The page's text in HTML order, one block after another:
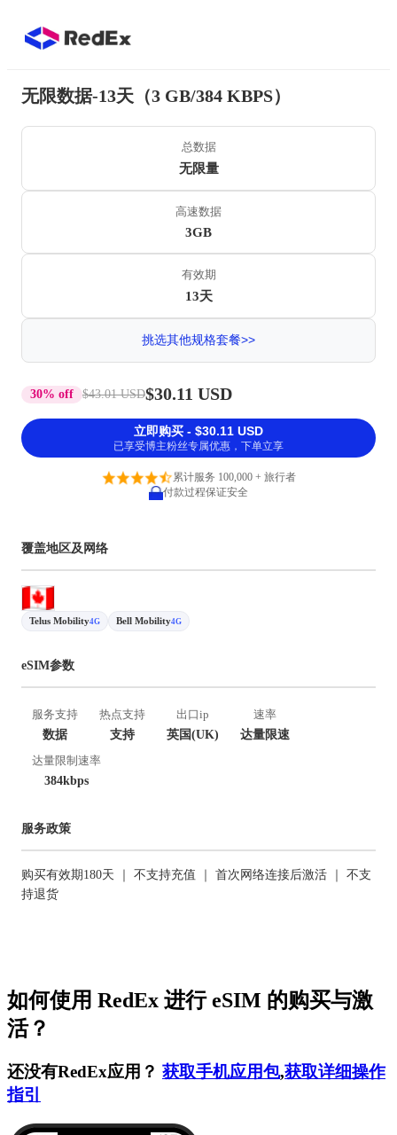
无限数据-13天（3 GB/384 KBPS）
总数据
无限量
高速数据
3GB
有效期
13天
挑选其他规格套餐>>
30% off $43.01 USD$30.11 USD
立即购买 - $30.11 USD
已享受博主粉丝专属优惠，下单立享
累计服务 100,000 + 旅行者
付款过程保证安全
覆盖地区及网络
Telus Mobility4G Bell Mobility4G
eSIM参数
服务支持
数据
热点支持
支持
出口ip
英国(UK)
速率
达量限速
达量限制速率
384kbps
服务政策
购买有效期180天 ｜ 不支持充值 ｜ 首次网络连接后激活 ｜ 不支
持退货
如何使用 RedEx 进行 eSIM 的购买与激
活？
还没有RedEx应用？ 获取手机应用包,获取详细操作
指引